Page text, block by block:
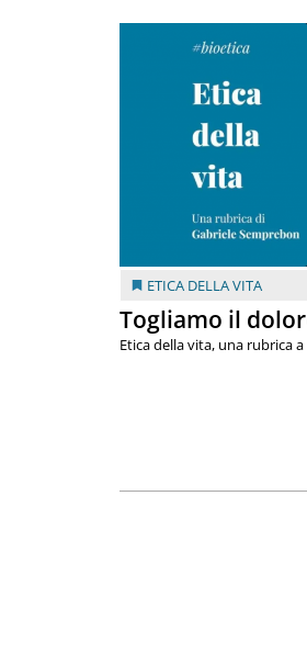
ETICA DELLA VITA
Togliamo il
Etica della vita, una rubrica